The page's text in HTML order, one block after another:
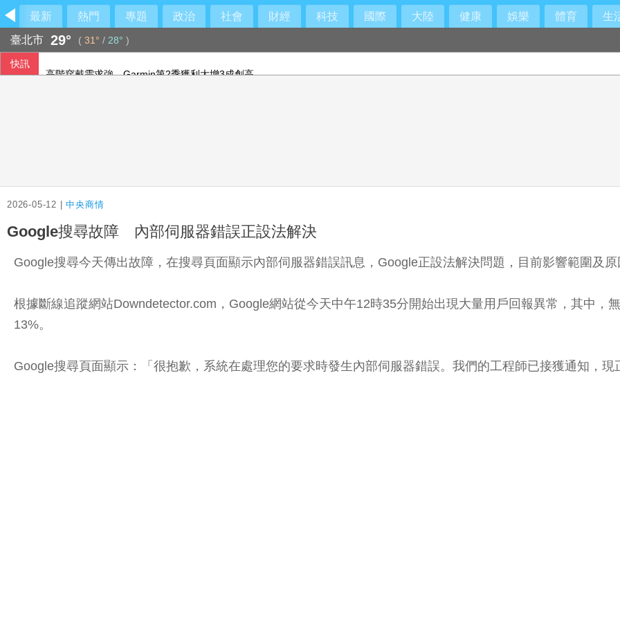
最新 熱門 專題 政治 社會 財經 科技 國際 大陸 健康 娛樂 體育 生
臺北市 29° ( 31° / 28° )
快訊
2026-05-12 |中央商情
Google搜尋故障 內部伺服器錯誤正設法解決
Google搜尋今天傳出故障，在搜尋頁面顯示內部伺服器錯誤訊息，Google正設法解決問題，目前影響範圍及原
根據斷線追蹤網站Downdetector.com，Google網站從今天中午12時35分開始出現大量用戶回報異常，其中，
13%。
Google搜尋頁面顯示：「很抱歉，系統在處理您的要求時發生內部伺服器錯誤。我們的工程師已接獲通知，現